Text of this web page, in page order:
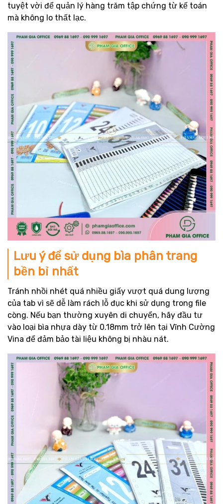
tuyệt vời để quản lý hàng trăm tập chứng từ kế toán
mà không lo thất lạc.
Lưu ý để sử dụng bìa phân trang
bền bỉ nhất
Tránh nhồi nhét quá nhiều giấy vượt quá dung lượng
của tab vì sẽ dễ làm rách lỗ đục khi sử dụng trong file
còng. Nếu bạn thường xuyên di chuyển, hãy đầu tư
vào loại bìa nhựa dày từ 0.18mm trở lên tại Vĩnh Cường
Vina để đảm bảo tài liệu không bị nhàu nát.